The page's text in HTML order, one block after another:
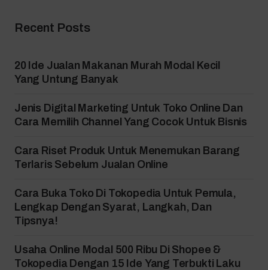
Recent Posts
20 Ide Jualan Makanan Murah Modal Kecil
Yang Untung Banyak
Jenis Digital Marketing Untuk Toko Online Dan
Cara Memilih Channel Yang Cocok Untuk Bisnis
Cara Riset Produk Untuk Menemukan Barang
Terlaris Sebelum Jualan Online
Cara Buka Toko Di Tokopedia Untuk Pemula,
Lengkap Dengan Syarat, Langkah, Dan
Tipsnya!
Usaha Online Modal 500 Ribu Di Shopee &
Tokopedia Dengan 15 Ide Yang Terbukti Laku